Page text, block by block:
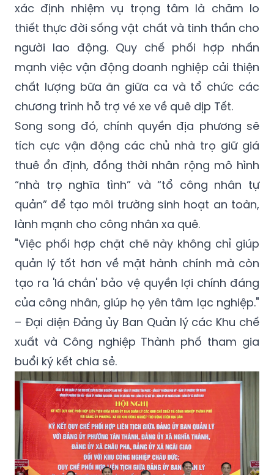
xác định nhiệm vụ trọng tâm là chăm lo
thiết thực đời sống vật chất và tinh thần cho
người lao động. Quy chế phối hợp nhấn
mạnh việc vận động doanh nghiệp cải thiện
chất lượng bữa ăn giữa ca và tổ chức các
chương trình hỗ trợ vé xe về quê dịp Tết.
Song song đó, chính quyền địa phương sẽ
tích cực vận động các chủ nhà trọ giữ giá
thuê ổn định, đồng thời nhân rộng mô hình
“nhà trọ nghĩa tình” và “tổ công nhân tự
quản” để tạo môi trường sinh hoạt an toàn,
lành mạnh cho công nhân xa quê.
"Việc phối hợp chặt chẽ này không chỉ giúp
quản lý tốt hơn về mặt hành chính mà còn
tạo ra 'lá chắn' bảo vệ quyền lợi chính đáng
của công nhân, giúp họ yên tâm lạc nghiệp."
– Đại diện Đảng ủy Ban Quản lý các Khu chế
xuất và Công nghiệp Thành phố tham gia
buổi ký kết chia sẻ.